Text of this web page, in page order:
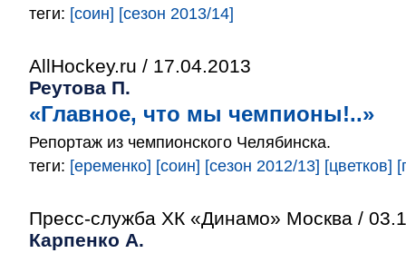
теги: [соин] [сезон 2013/14]
AllHockey.ru / 17.04.2013
Реутова П.
«Главное, что мы чемпионы!..»
Репортаж из чемпионского Челябинска.
теги: [еременко] [соин] [сезон 2012/13] [цветков]
Пресс-служба ХК «Динамо» Москва /
Карпенко А.